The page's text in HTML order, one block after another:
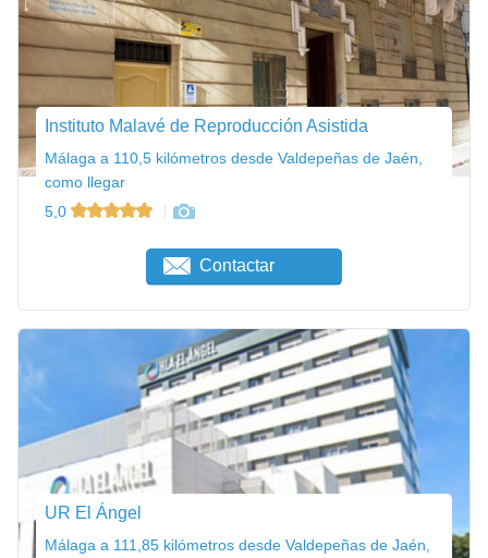
Instituto Malavé de Reproducción Asistida
Málaga a 110,5 kilómetros desde Valdepeñas de Jaén,
como llegar
5,0
Contactar
UR El Ángel
Málaga a 111,85 kilómetros desde Valdepeñas de Jaén,